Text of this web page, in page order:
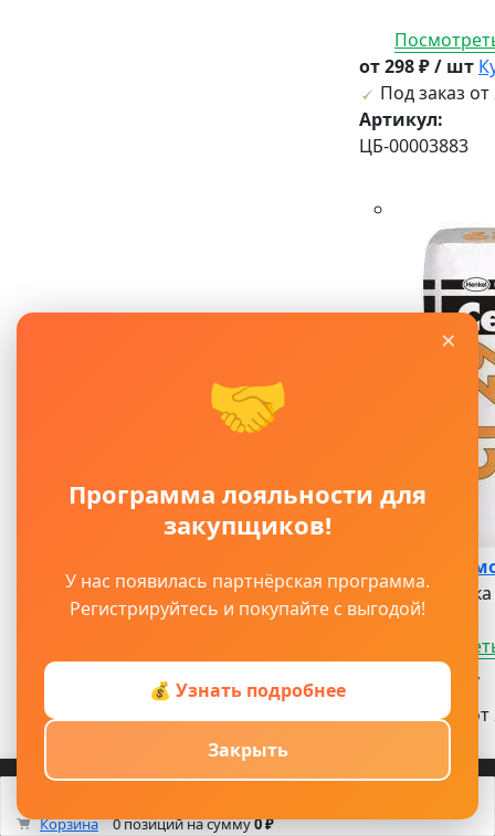
от 298 ₽ / шт
Под заказ от
Артикул:
ЦБ-00003883
Штукат и
Шпаклёвка
Узнать цену
Под заказ
ЦБ-00002626
×
🤝
Программа лояльности для
закупщиков!
У нас появилась партнёрская программа.
Регистрируйтесь и покупайте с выгодой!
💰 Узнать подробнее
Закрыть
Корзина 0 позицийна сумму0 ₽
Каталог Смотрели Max/TG
Корзина
0